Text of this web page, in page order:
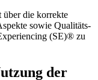
über die korrekte
sowie Qualitäts-
(SE)® zu
der